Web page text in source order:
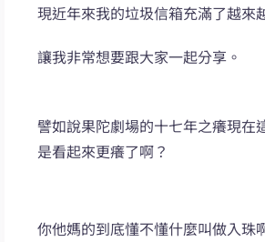
現近年來我的垃圾信箱充滿了越來
讓我非常想要跟大家一起分享。
譬如說果陀劇場的十七年之癢現在
是看起來更癢了啊？
你他媽的到底懂不懂什麼叫做入珠